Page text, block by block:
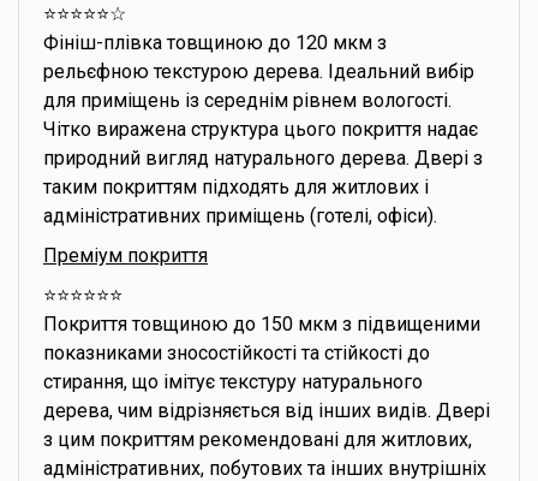
⭐️⭐️⭐️⭐️⭐️☆
Фініш-плівка товщиною до 120 мкм з
рельєфною текстурою дерева. Ідеальний вибір
для приміщень із середнім рівнем вологості.
Чітко виражена структура цього покриття надає
природний вигляд натурального дерева. Двері з
таким покриттям підходять для житлових і
адміністративних приміщень (готелі, офіси).
Преміум покриття
⭐️⭐️⭐️⭐️⭐️⭐️
Покриття товщиною до 150 мкм з підвищеними
показниками зносостійкості та стійкості до
стирання, що імітує текстуру натурального
дерева, чим відрізняється від інших видів. Двері
з цим покриттям рекомендовані для житлових,
адміністративних, побутових та інших внутрішніх